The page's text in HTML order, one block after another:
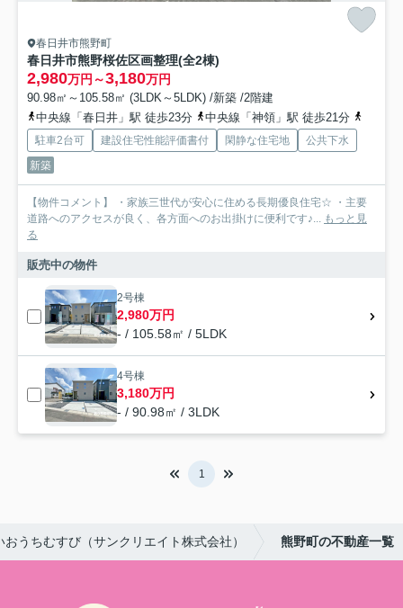
春日井市熊野町
春日井市熊野桜佐区画整理(全2棟)
2,980万円～3,180万円
90.98㎡～105.58㎡ (3LDK～5LDK) /新築 /2階建
中央線「春日井」駅 徒歩23分
中央線「神領」駅 徒歩21分
駐車2台可 建設住宅性能評価書付 閑静な住宅地
公共下水
新築
【物件コメント】 ・家族三世代が安心に住める長期優良住宅☆ ・主要
道路へのアクセスが良く、各方面へのお出掛けに便利です♪... もっと見
る
販売中の物件
2号棟
2,980万円
- / 105.58㎡ / 5LDK
4号棟
3,180万円
- / 90.98㎡ / 3LDK
1
うちむすび（サンクリエイト株式会社） 熊野町の不動産一覧